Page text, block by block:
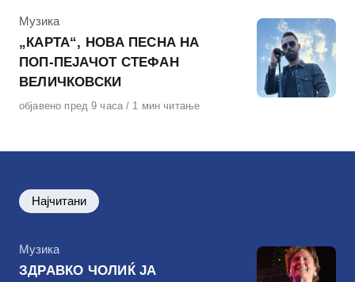
КАтегорија
Музика
„КАРТА“, НОВА ПЕСНА НА
ПОП-ПЕЈАЧОТ СТЕФАН
ВЕЛИЧКОВСКИ
Објавено
објавено пред 9 часа 1 мин читање
Најчитани
КАтегорија
Музика
ЗДРАВКО ЧОЛИЌ ЈА